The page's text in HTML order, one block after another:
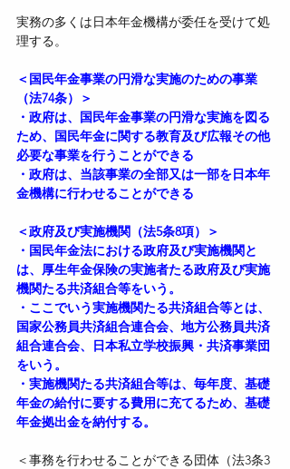
実務の多くは日本年金機構が委任を受けて処
理する。
＜国民年金事業の円滑な実施のための事業
（法74条）＞
・政府は、国民年金事業の円滑な実施を図る
ため、国民年金に関する教育及び広報その他
必要な事業を行うことができる
・政府は、当該事業の全部又は一部を日本年
金機構に行わせることができる
＜政府及び実施機関（法5条8項）＞
・国民年金法における政府及び実施機関と
は、厚生年金保険の実施者たる政府及び実施
機関たる共済組合等をいう。
・ここでいう実施機関たる共済組合等とは、
国家公務員共済組合連合会、地方公務員共済
組合連合会、日本私立学校振興・共済事業団
をいう。
・実施機関たる共済組合等は、毎年度、基礎
年金の給付に要する費用に充てるため、基礎
年金拠出金を納付する。
＜事務を行わせることができる団体（法3条3